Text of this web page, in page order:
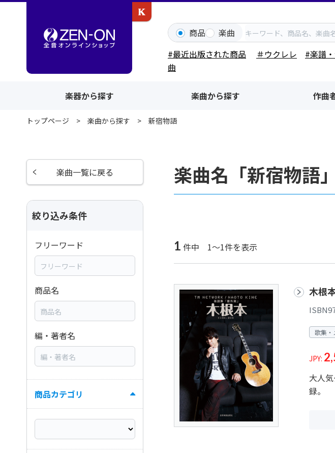
商品 楽曲
#最近出版された商品
＃ウクレレ #楽譜
曲
楽器から探す 楽曲から探す 作曲
トップページ 楽曲から探す 新宿物語
楽曲名「新宿物語
1 件中 1～1件を表示
木根
歌集・
JPY:
大人
録。
楽曲一覧に戻る
絞り込み条件
フリーワード
商品名
編・著者名
商品カテゴリ